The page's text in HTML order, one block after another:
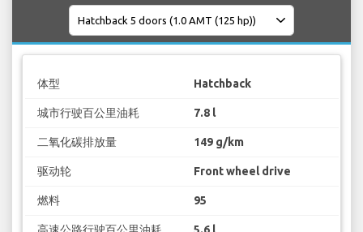
体型 Hatchback
城市行驶百公里油耗 7.8 l
二氧化碳排放量 149 g/km
驱动轮 Front wheel drive
燃料 95
高速公路行驶百公里油耗 5.6 l